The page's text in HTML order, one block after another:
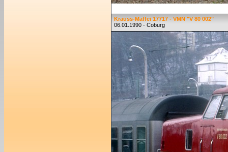
Krauss-Maffei 17717 - VMN "V 80 002"
06.01.1990 - Coburg